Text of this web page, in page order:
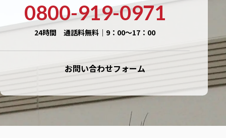
0800-919-0971
24時間 通話料無料｜9：00〜17：00
お問い合わせフォーム